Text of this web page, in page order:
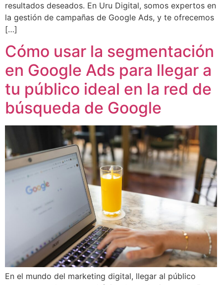
resultados deseados. En Uru Digital, somos expertos en
la gestión de campañas de Google Ads, y te ofrecemos
[…]
Cómo usar la segmentación
en Google Ads para llegar a
tu público ideal en la red de
búsqueda de Google
En el mundo del marketing digital, llegar al público